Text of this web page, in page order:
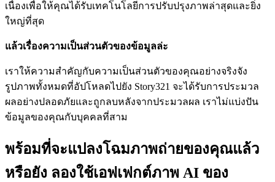
เนื่องเพื่อให้คุณได้รับเทคโนโลยีการปรับปรุงภาพล่าสุดและยิ่ง
ใหญ่ที่สุด
แล้วเรื่องความเป็นส่วนตัวของข้อมูลล่ะ
เราให้ความสำคัญกับความเป็นส่วนตัวของคุณอย่างจริงจัง
รูปภาพทั้งหมดที่อัปโหลดไปยัง Story321 จะได้รับการประมวล
ผลอย่างปลอดภัยและถูกลบหลังจากประมวลผล เราไม่แบ่งปัน
ข้อมูลของคุณกับบุคคลที่สาม
พร้อมที่จะแปลงโฉมภาพถ่ายของคุณแล้ว
หรือยัง ลองใช้เอฟเฟกต์ภาพ AI ของ